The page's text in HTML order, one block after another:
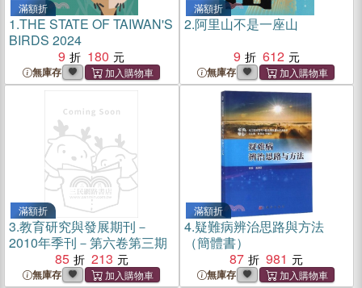
滿額折
1.THE STATE OF TAIWAN'S
BIRDS 2024
9
180
無庫存
滿額折
2.阿里山不是一座山
9
612
無庫存
滿額折
3.教育研究與發展期刊－
2010年季刊－第六卷第三期
85
213
無庫存
滿額折
4.疑難病辨治思路與方法
（簡體書）
87
981
無庫存